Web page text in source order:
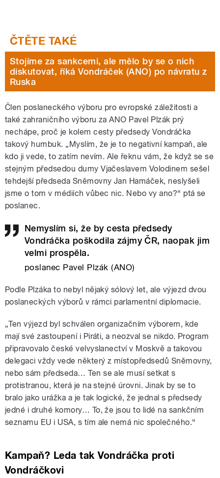
Stojíme za sankcemi, ale mělo by se o nich
diskutovat, říká Vondráček (ANO) po návratu z
Ruska
Člen poslaneckého výboru pro evropské záležitosti a
také zahraničního výboru za ANO Pavel Plzák prý
nechápe, proč je kolem cesty předsedy Vondráčka
takový humbuk. „Myslím, že je to negativní kampaň, ale
kdo ji vede, to zatím nevím. Ale řeknu vám, že když se se
stejným předsedou dumy Vjačeslavem Volodinem sešel
tehdejší předseda Sněmovny Jan Hamáček, neslyšeli
jsme o tom v médiích vůbec nic. Nebo vy ano?“ ptá se
poslanec.
Nemyslím si, že by cesta předsedy
Vondráčka poškodila zájmy ČR, naopak jim
velmi prospěla.
poslanec Pavel Plzák (ANO)
Podle Plzáka to nebyl nějaký sólový let, ale výjezd dvou
poslaneckých výborů v rámci parlamentní diplomacie.
„Ten výjezd byl schválen organizačním výborem, kde
mají své zastoupení i Piráti, a neozval se nikdo. Program
připravovalo české velvyslanectví v Moskvě a takovou
delegaci vždy vede některý z místopředsedů Sněmovny,
nebo sám předseda… Ten se ale musí setkat s
protistranou, která je na stejné úrovni. Jinak by se to
bralo jako urážka a je tak logické, že jednal s předsedy
jedné i druhé komory… To, že jsou to lidé na sankčním
seznamu EU i USA, s tím ale nemá nic společného.“
Kampaň? Leda tak Vondráčka proti
Vondráčkovi